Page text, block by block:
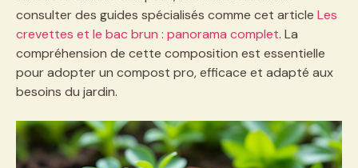
consulter des guides spécialisés comme cet article Les
crevettes et le bac brun : panorama complet. La
compréhension de cette composition est essentielle
pour adopter un compost pro, efficace et adapté aux
besoins du jardin.